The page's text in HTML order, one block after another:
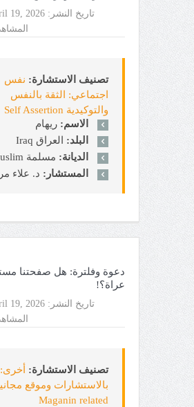
تاريخ النشر: 19, 2026
تصنيف الاستشارة: نفس
اجتماعي: الثقة بالنفس
والتوكيدية Self Assertion
الاسم: ريهام
البلد: العراق Iraq
الديانة: مسلمة Muslim
المستشار: د. علاء
دعوة وفلترة: هل صفحتنا
عراة؟!
تاريخ النشر: 19, 2026
تصنيف الاستشارة:
بالاستشارات وموقع
Maganin related